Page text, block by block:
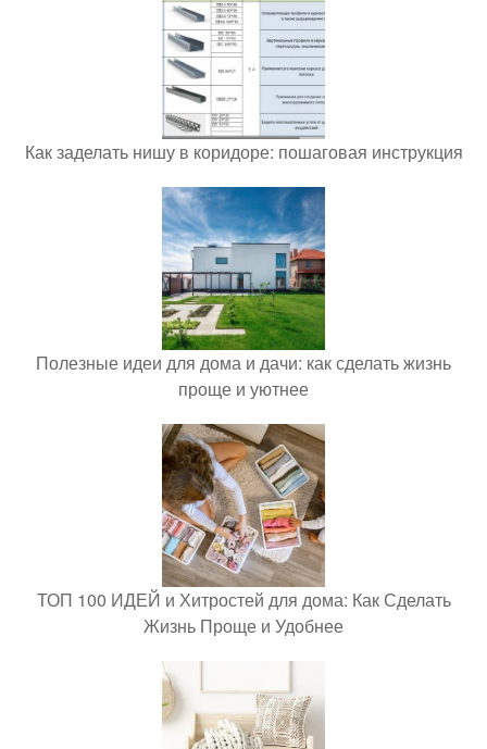
Как заделать нишу в коридоре: пошаговая инструкция
Полезные идеи для дома и дачи: как сделать жизнь
проще и уютнее
ТОП 100 ИДЕЙ и Хитростей для дома: Как Сделать
Жизнь Проще и Удобнее